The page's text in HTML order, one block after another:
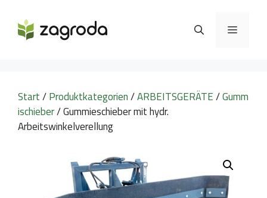
Inhalt
springen
MENÜ
Start/Produktkategorien/ARBEITSGERÄTE/Gumm
ischieber/ Gummieschieber mit hydr.
Arbeitswinkelverellung